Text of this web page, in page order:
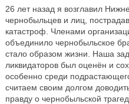
26 лет назад я возглавил
чернобыльцев и лиц,
катастроф. Членами
объединило чернобыльское
стало образом жизни. Наша
ликвидаторов был оценён и
особенно среди
считаем своим долгом
правду о чернобыльской